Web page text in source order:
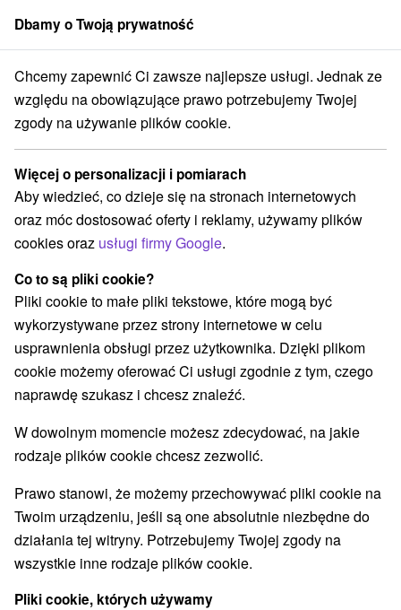
członek grupySorger
Lomnica Ogród Botaniczny, Ekspozycja Przyrody Tatrzańskiej
Ogród Botaniczny, Ekspozycja
Przyrody Tatrzańskiej
Wyświetl stronę internetową
Przejdź do
Opinii Google
Tatranská Lomnica
059 60 Vysoké Tatry-Tatranská LomnicaN +49° 10' 3.87''
E +20° 17' 15.69''
Dbamy o Twoją prywatność
Chcemy zapewnić Ci zawsze najlepsze usługi. Jednak ze
względu na obowiązujące prawo potrzebujemy Twojej
zgody na używanie plików cookie.
Więcej o personalizacji i pomiarach
Aby wiedzieć, co dzieje się na stronach internetowych
oraz móc dostosować oferty i reklamy, używamy plików
cookies oraz usługi firmy Google.
Co to są pliki cookie?
Pliki cookie to małe pliki tekstowe, które mogą być
wykorzystywane przez strony internetowe w celu
usprawnienia obsługi przez użytkownika. Dzięki plikom
cookie możemy oferować Ci usługi zgodnie z tym, czego
naprawdę szukasz i chcesz znaleźć.
W dowolnym momencie możesz zdecydować, na jakie
rodzaje plików cookie chcesz zezwolić.
Prawo stanowi, że możemy przechowywać pliki cookie na
Twoim urządzeniu, jeśli są one absolutnie niezbędne do
działania tej witryny. Potrzebujemy Twojej zgody na
wszystkie inne rodzaje plików cookie.
Pliki cookie, których używamy